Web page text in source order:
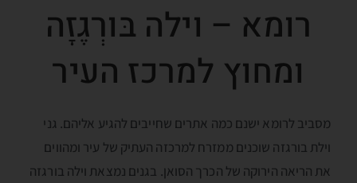
רומא – וילה בּורְגֶזָה
ומחוץ למרכז העיר
מסביב לרומא ישנם כמה אתרים שחייבים להגיע אליהם. גני
וילת בורגזה שוכנים ממזרח למרכזה העתיק של עיר ומהווים
את הריאה הירוקה של הכרך הסואן. בגנים נמצאת וילה בורגזה